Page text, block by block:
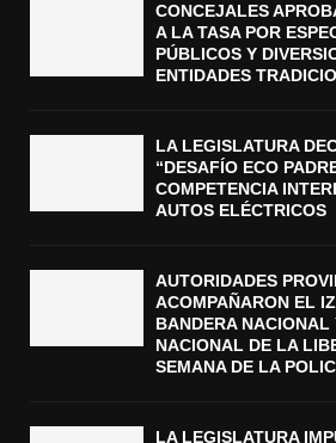
CONCEJALES
A LA TASA POR
PÚBLICOS Y
ENTIDADES
LA LEGISLATURA
“DESAFÍO ECO
COMPETENCIA
AUTOS ELÉCTRICOS
AUTORIDADES
ACOMPAÑARON EL
BANDERA NACIONAL
NACIONAL DE LA
SEMANA DE LA
LA LEGISLATURA